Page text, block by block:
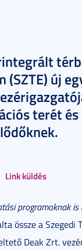
(SZTE) új
terét
Link küldés
programoknak is
össze a Szegedi
Deak Zrt.